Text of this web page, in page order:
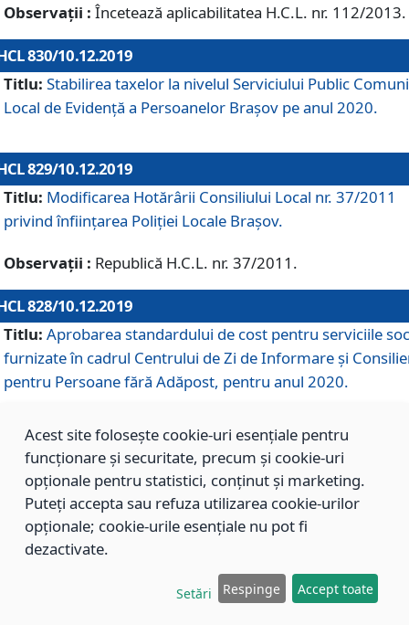
Observații : Încetează aplicabilitatea H.C.L. nr. 112/2013.
830/10.12.2019
Titlu: Stabilirea taxelor la nivelul Serviciului Public
Local de Evidenţă a Persoanelor Braşov pe anul 2020.
829/10.12.2019
Titlu: Modificarea Hotărârii Consiliului Local nr. 37/2011
privind înființarea Poliției Locale Brașov.
Observații : Republică H.C.L. nr. 37/2011.
828/10.12.2019
Titlu: Aprobarea standardului de cost pentru serviciile
furnizate în cadrul Centrului de Zi de Informare și
pentru Persoane fără Adăpost, pentru anul 2020.
827/10.12.2019
Aprobarea standardului de cost pentru serviciile
furnizate în cadrul Centrului Rezidențial pentru Persoane
Adăpost, pentru anul 2020.
Aprobarea standardului de cost pentru serviciile
Acest site folosește cookie-uri esențiale pentru
funcționare și securitate, precum și cookie-uri
opționale pentru statistici, conținut și marketing.
Puteți accepta sau refuza utilizarea cookie-urilor
opționale; cookie-urile esențiale nu pot fi
dezactivate.
Setări Respinge Accept toate